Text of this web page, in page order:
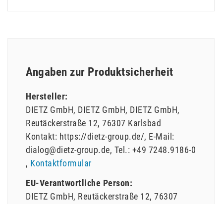
Angaben zur Produktsicherheit
Hersteller:
DIETZ GmbH DIETZ GmbH DIETZ GmbH
Reutäckerstraße 12 76307 Karlsbad
Kontakt: https://dietz-group.de/ E-Mail:
dialog@dietz-group.de Tel.: +49 7248.9186-0
Kontaktformular
EU-Verantwortliche Person:
DIETZ GmbH Reutäckerstraße 12 76307